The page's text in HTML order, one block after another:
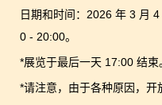
日期和时间：2026 年 3 月
0 - 20:00。
*展览于最后一天 17:00 结束
*请注意，由于各种原因，开